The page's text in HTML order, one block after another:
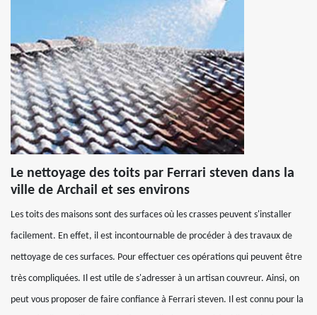
Le nettoyage des toits par Ferrari steven dans la
ville de Archail et ses environs
Les toits des maisons sont des surfaces où les crasses peuvent s'installer
facilement. En effet, il est incontournable de procéder à des travaux de
nettoyage de ces surfaces. Pour effectuer ces opérations qui peuvent être
très compliquées. Il est utile de s'adresser à un artisan couvreur. Ainsi, on
peut vous proposer de faire confiance à Ferrari steven. Il est connu pour la